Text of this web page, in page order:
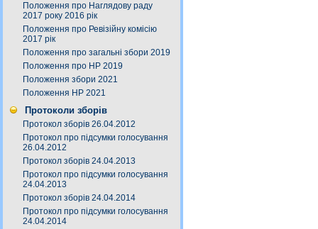
Положення про Наглядову раду
2017 року 2016 рік
Положення про Ревізійну комісію
2017 рік
Положення про загальні збори 2019
Положення про НР 2019
Положення збори 2021
Положення НР 2021
Протоколи зборів
Протокол зборів 26.04.2012
Протокол про підсумки голосування
26.04.2012
Протокол зборів 24.04.2013
Протокол про підсумки голосування
24.04.2013
Протокол зборів 24.04.2014
Протокол про підсумки голосування
24.04.2014